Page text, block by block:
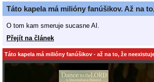
Táto kapela má milióny fanúšikov. Až na
O tom kam smeruje sucasne AI.
Přejít na článek
Táto kapela má milióny fanúšikov - až na to, že